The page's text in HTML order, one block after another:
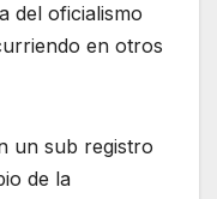
del oficialismo
en otros
un sub registro
de la